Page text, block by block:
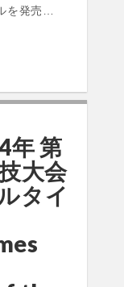
を発売…
年 第
大会
タイ